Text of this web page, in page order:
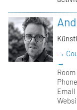
→
→
Phone
Email